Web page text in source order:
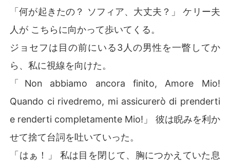
「何が起きたの？ ソフィア、大丈夫？」 ケリー夫
人が こちらに向かって歩いてくる。
ジョセフは目の前にいる3人の男性を一瞥してか
ら、私に視線を向けた。
「Non abbiamo ancora finito, Amore Mio!
Quando ci rivedremo, mi assicurerò di prenderti
e renderti completamente Mio!」 彼は睨みを利か
せて捨て台詞を吐いていった。
「はぁ！」 私は目を閉じて、胸につかえていた息